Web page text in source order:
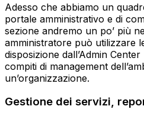
Adesso che abbiamo un
portale amministrativo e di
sezione andremo un po’ più
amministratore può utilizzare
disposizione dall’Admin
compiti di management
un’organizzazione.
Gestione dei servizi,